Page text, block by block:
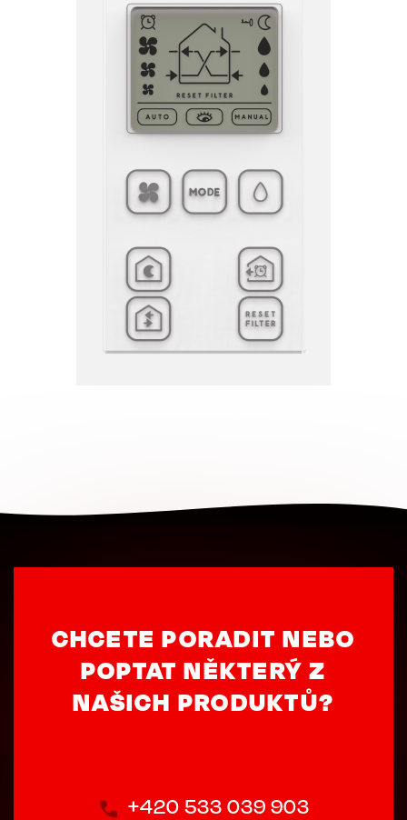
CHCETE PORADIT NEBO
POPTAT NĚKTERÝ Z
NAŠICH PRODUKTŮ?
+420 533 039 903